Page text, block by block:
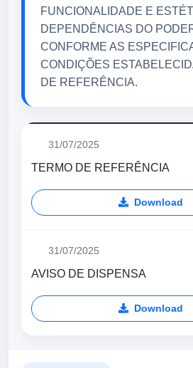
FUNCIONALIDADE E
DEPENDÊNCIAS DO
CONFORME AS
CONDIÇÕES
DE REFERÊNCIA.
31/07/2025
TERMO DE REFERÊNCIA
Download
31/07/2025
AVISO DE DISPENSA
Download